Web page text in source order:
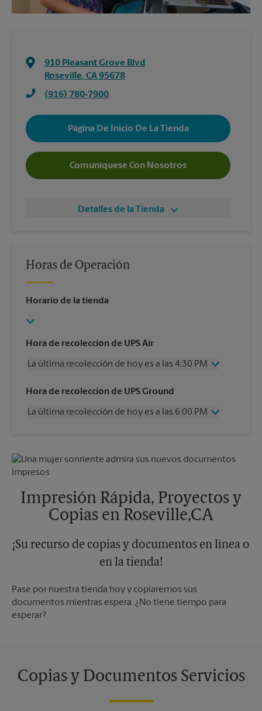
910 Pleasant Grove Blvd
Roseville, CA95678
(916) 780-7900
Página De Inicio De La Tienda
Comuníquese Con Nosotros
Detalles de la Tienda
Horas de Operación
Horario de la tienda
Hora de recolección de UPS Air
La última recolección de hoy es a las 4:30 PM
Miércoles
4:30 PM
Viernes
4:30 PM
Martes
Hora de recolección de UPS Ground
La última recolección de hoy es a las 6:00 PM
Viernes
6:00 PM
Sábado
Lunes
6:00 PM
Martes
6:00 PM
Impresión Rápida, Proyectos y
Copias en Roseville,CA
¡Su recurso de copias y documentos en línea o
en la tienda!
Pase por nuestra tienda hoy y copiaremos sus
documentos mientras espera. ¿No tiene tiempo para
esperar?
Copias y Documentos Servicios